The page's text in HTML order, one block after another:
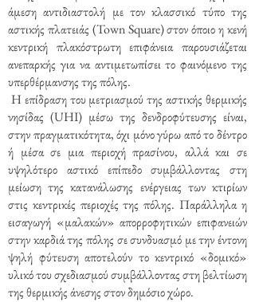
άμεση αντιδιαστολή με τον κλασσικό τύπο της
αστικής πλατειάς (Town Square) στον όποιο η κενή
κεντρική πλακόστρωτη επιφάνεια παρουσιάζεται
ανεπαρκής για να αντιμετωπίσει το φαινόμενο της
υπερθέρμανσης της πόλης.
Η επίδραση του μετριασμού της αστικής θερμικής
νησίδας (UHI) μέσω της δενδροφύτευσης είναι,
στην πραγματικότητα, όχι μόνο γύρω από το δέντρο
ή μέσα σε μια περιοχή πρασίνου, αλλά και σε
υψηλότερο αστικό επίπεδο συμβάλλοντας στη
μείωση της κατανάλωσης ενέργειας των κτιρίων
στις κεντρικές περιοχές της πόλης. Παράλληλα η
εισαγωγή «μαλακών» απορροφητικών επιφανειών
στην καρδιά της πόλης σε συνδυασμό με την έντονη
ψηλή φύτευση αποτελούν το κεντρικό «δομικό»
υλικό του σχεδιασμού συμβάλλοντας στη βελτίωση
της θερμικής άνεσης στον δημόσιο χώρο.